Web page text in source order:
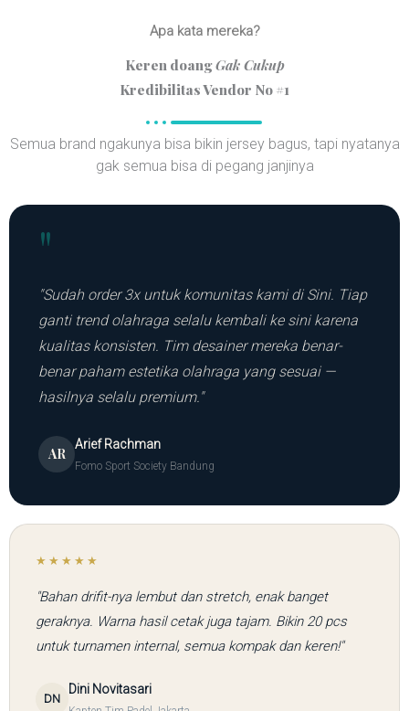
Apa kata mereka?
Keren doangGak Cukup
Kredibilitas Vendor No #1
Semua brand ngakunya bisa bikin jersey bagus, tapi nyatanya
gak semua bisa di pegang janjinya
"
"Sudah order 3x untuk komunitas kami di Sini. Tiap
ganti trend olahraga selalu kembali ke sini karena
kualitas konsisten. Tim desainer mereka benar-
benar paham estetika olahraga yang sesuai —
hasilnya selalu premium."
AR
Arief Rachman
Fomo Sport Society Bandung
★★★★★
"Bahan drifit-nya lembut dan stretch, enak banget
geraknya. Warna hasil cetak juga tajam. Bikin 20 pcs
untuk turnamen internal, semua kompak dan keren!"
DN
Dini Novitasari